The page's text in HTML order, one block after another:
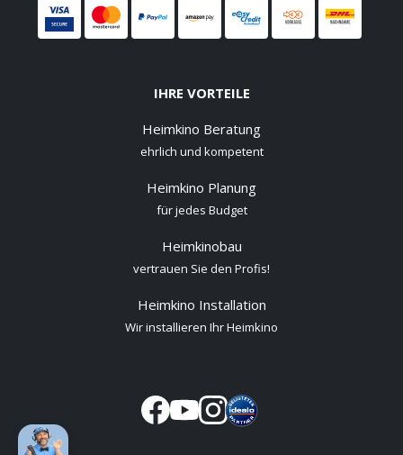
IHRE VORTEILE
Heimkino Beratung
ehrlich und kompetent
Heimkino Planung
für jedes Budget
Heimkinobau
vertrauen Sie den Profis!
Heimkino Installation
Wir installieren Ihr Heimkino